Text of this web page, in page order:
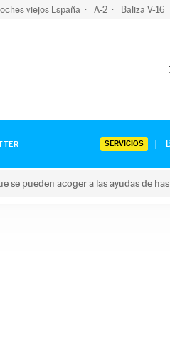
viejos España A-2 Baliza V-16
SERVICIOS
se pueden acoger a las ayudas de